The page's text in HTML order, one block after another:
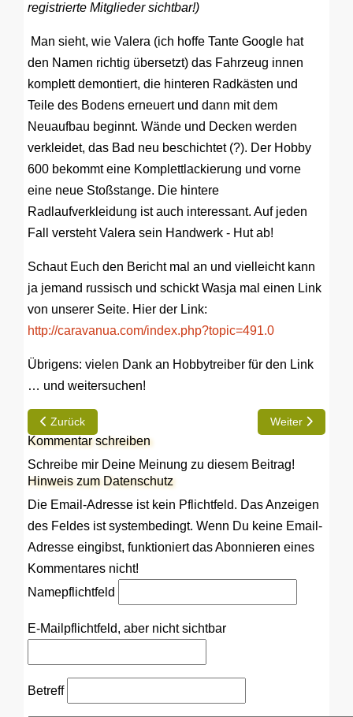
registrierte Mitglieder sichtbar!)
Man sieht, wie Valera (ich hoffe Tante Google hat
den Namen richtig übersetzt) das Fahrzeug innen
komplett demontiert, die hinteren Radkästen und
Teile des Bodens erneuert und dann mit dem
Neuaufbau beginnt. Wände und Decken werden
verkleidet, das Bad neu beschichtet (?). Der Hobby
600 bekommt eine Komplettlackierung und vorne
eine neue Stoßstange. Die hintere
Radlaufverkleidung ist auch interessant. Auf jeden
Fall versteht Valera sein Handwerk - Hut ab!
Schaut Euch den Bericht mal an und vielleicht kann
ja jemand russisch und schickt Wasja mal einen Link
von unserer Seite. Hier der Link:
http://caravanua.com/index.php?topic=491.0
Übrigens: vielen Dank an Hobbytreiber für den Link
… und weitersuchen!
Vorheriger Beitrag: Leserbrief zur Umweltzone wurde gekürzt
Zurück Nächster
Weiter
Kommentar schreiben
Schreibe mir Deine Meinung zu diesem Beitrag!
Hinweis zum Datenschutz
Die Email-Adresse ist kein Pflichtfeld. Das Anzeigen
des Feldes ist systembedingt. Wenn Du keine Email-
Adresse eingibst, funktioniert das Abonnieren eines
Kommentares nicht!
Namepflichtfeld
E-Mail pflichtfeld, aber nicht sichtbar
Betreff